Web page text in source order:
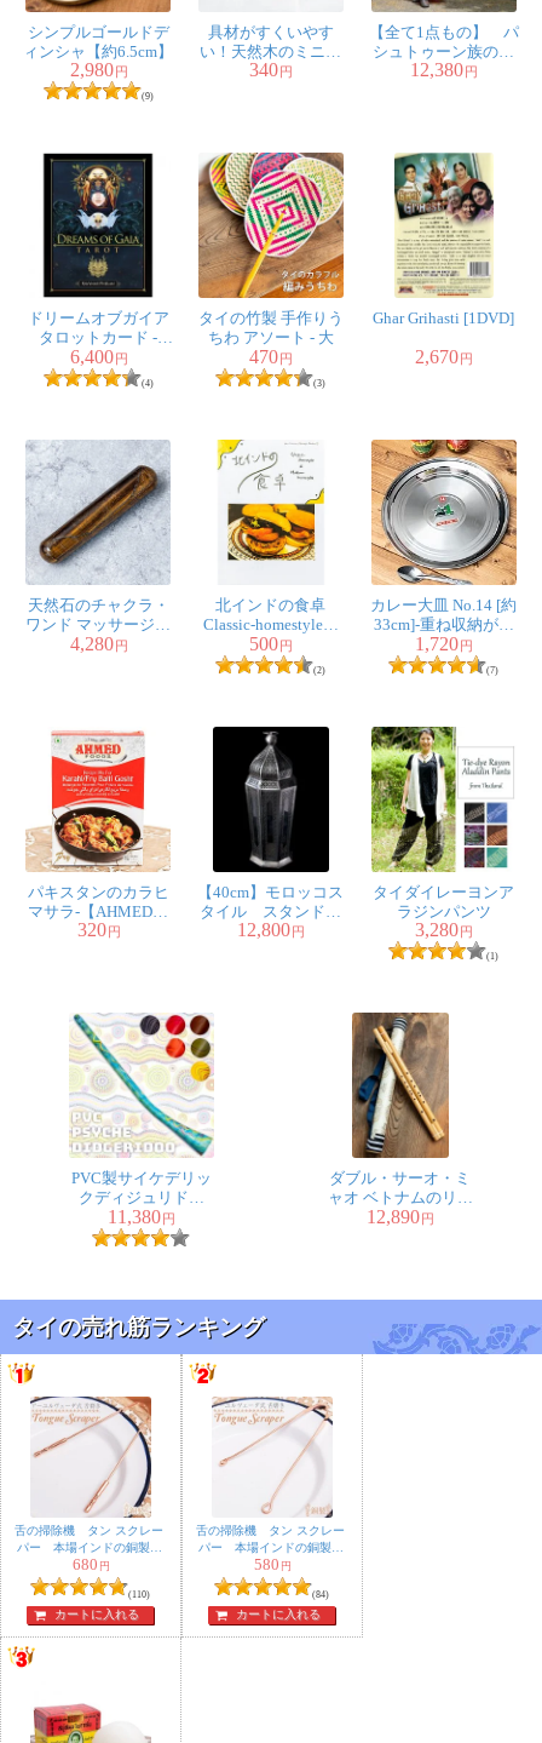
シンプルゴールドデ
ィンシャ【約6.5cm】
2,980 円
(9)
具材がすくいやす
い！天然木のミニ先
割れスプーン
340 円
【全て1点もの】 パ
シュトゥーン族の伝
統衣装 カミーズド
12,380 円
ドリームオブガイア
タロットカード -
Dreams Of Gaia Tarot
6,400円
(4)
タイの竹製 手作りう
ちわ アソート - 大
470円
(3)
Ghar Grihasti [1DVD]
2,670円
天然石のチャクラ・
ワンド マッサージス
トーン タイガーアイ
4,280円
北インドの食卓
Classic-homestyle＆
Modern-homestyle
500円
(2)
カレー大皿 No.14 [約
33cm]-重ね収納がで
きるタイプ
1,720円
(7)
パキスタンのカラヒ
マサラ-【AHMED】
スパイス香る絶品肉
320 円
【40cm】モロッコス
タイル スタンド型
LEDキャンドルラン
12,800 円
タイダイレーヨンア
ラジンパンツ
3,280 円
(1)
PVC製サイケデリッ
クディジュリドゥ
145cm
11,380円
ダブル・サーオ・ミ
ャオ ベトナムのリー
ド付き二重フルート
12,890円
タイの売れ筋ランキング
舌の掃除機 タン スクレー
パー 本場インドの銅製
持ち手付きラージタイプ
アーユルヴェーダ式舌磨き
へ
680 円
(110)
カートに入れる
舌の掃除機 タン スクレー
パー 本場インドの銅製
ミディアムタイプ アーユ
ルヴェーダ式舌磨きへ
580 円
(84)
カートに入れる